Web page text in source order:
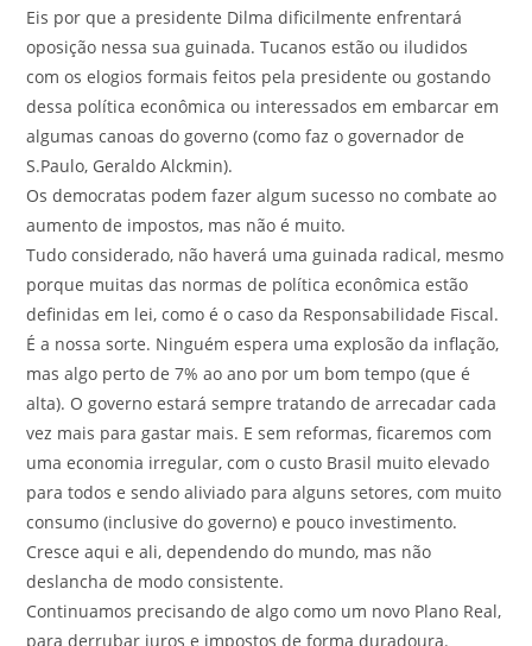
Eis por que a presidente Dilma dificilmente enfrentará
oposição nessa sua guinada. Tucanos estão ou iludidos
com os elogios formais feitos pela presidente ou gostando
dessa política econômica ou interessados em embarcar em
algumas canoas do governo (como faz o governador de
S.Paulo, Geraldo Alckmin).
Os democratas podem fazer algum sucesso no combate ao
aumento de impostos, mas não é muito.
Tudo considerado, não haverá uma guinada radical, mesmo
porque muitas das normas de política econômica estão
definidas em lei, como é o caso da Responsabilidade Fiscal.
É a nossa sorte. Ninguém espera uma explosão da inflação,
mas algo perto de 7% ao ano por um bom tempo (que é
alta). O governo estará sempre tratando de arrecadar cada
vez mais para gastar mais. E sem reformas, ficaremos com
uma economia irregular, com o custo Brasil muito elevado
para todos e sendo aliviado para alguns setores, com muito
consumo (inclusive do governo) e pouco investimento.
Cresce aqui e ali, dependendo do mundo, mas não
deslancha de modo consistente.
Continuamos precisando de algo como um novo Plano Real,
para derrubar juros e impostos de forma duradoura.